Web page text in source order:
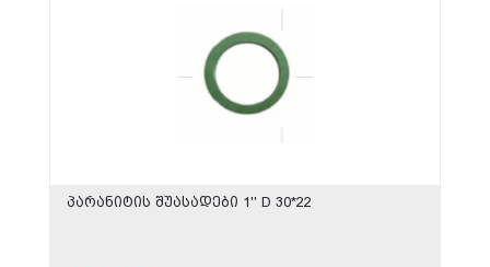
პარანიტის შუასადები 1'' D 30*22